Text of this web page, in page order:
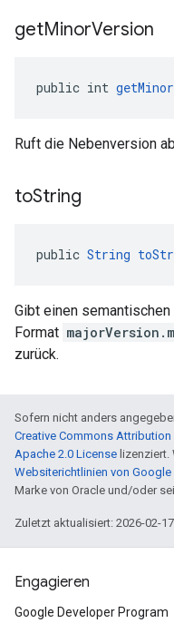
getMinorVersion
public int
Ruft die Nebenversion
toString
public String
Gibt einen
Format
zurück.
Sofern nicht anders
Creative Commons Attribution
Apache 2.0 License lizenziert.
Websiterichtlinien von
Marke von Oracle und/oder
Zuletzt aktualisiert: 2026-02-
Engagieren
Google Developer Program